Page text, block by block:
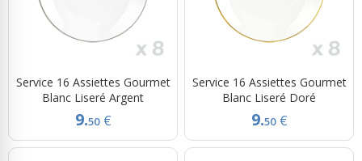
Service 16 Assiettes Gourmet
Blanc Liseré Argent
9.50 €
Service 16 Assiettes Gourmet
Blanc Liseré Doré
9.50 €